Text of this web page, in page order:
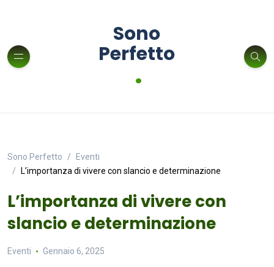
Sono
Perfetto
.
Sono Perfetto
Eventi
L’importanza di vivere con slancio e determinazione
L’importanza di vivere con
slancio e determinazione
Eventi Gennaio 6, 2025